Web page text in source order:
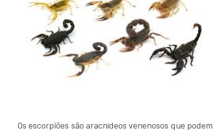
Os escorpiões são aracnídeos venenosos que podem